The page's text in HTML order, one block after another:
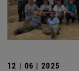
12 | 06 | 2025